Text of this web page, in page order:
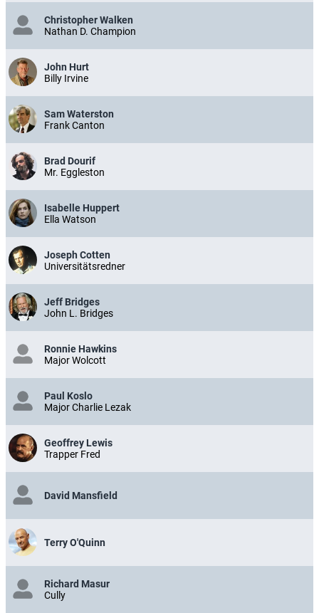
Christopher Walken
Nathan D. Champion
John Hurt
Billy Irvine
Sam Waterston
Frank Canton
Brad Dourif
Mr. Eggleston
Isabelle Huppert
Ella Watson
Joseph Cotten
Universitätsredner
Jeff Bridges
John L. Bridges
Ronnie Hawkins
Major Wolcott
Paul Koslo
Major Charlie Lezak
Geoffrey Lewis
Trapper Fred
David Mansfield
Terry O'Quinn
Richard Masur
Cully